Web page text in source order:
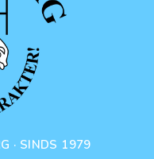
· SINDS 1979